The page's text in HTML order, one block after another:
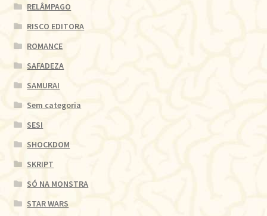
RELÂMPAGO
RISCO EDITORA
ROMANCE
SAFADEZA
SAMURAI
Sem categoria
SESI
SHOCKDOM
SKRIPT
SÓ NA MONSTRA
STAR WARS